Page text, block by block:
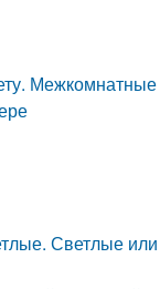
Межкомнатные
Светлые